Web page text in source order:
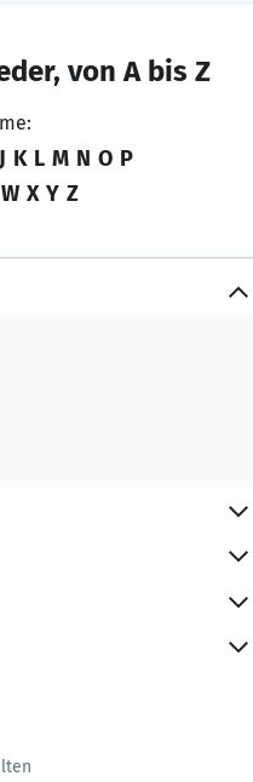
von A bis Z
J K L M N O P
W X Y Z